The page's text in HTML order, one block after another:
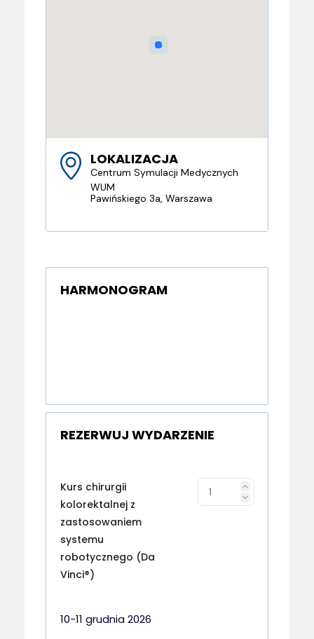
LOKALIZACJA
Centrum Symulacji Medycznych
WUM
Pawińskiego 3a, Warszawa
HARMONOGRAM
REZERWUJ WYDARZENIE
Kurs chirurgii
kolorektalnej z
zastosowaniem
systemu
robotycznego (Da
Vinci®)
10-11 grudnia 2026